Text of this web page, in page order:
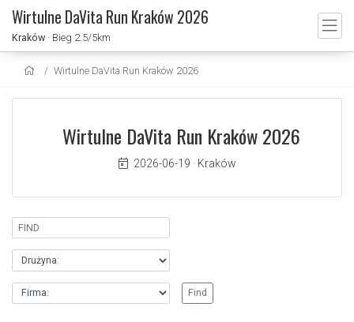
Wirtulne DaVita Run Kraków 2026
Kraków · Bieg 2.5/5km
Wirtulne DaVita Run Kraków 2026
Wirtulne DaVita Run Kraków 2026
2026-06-19 · Kraków